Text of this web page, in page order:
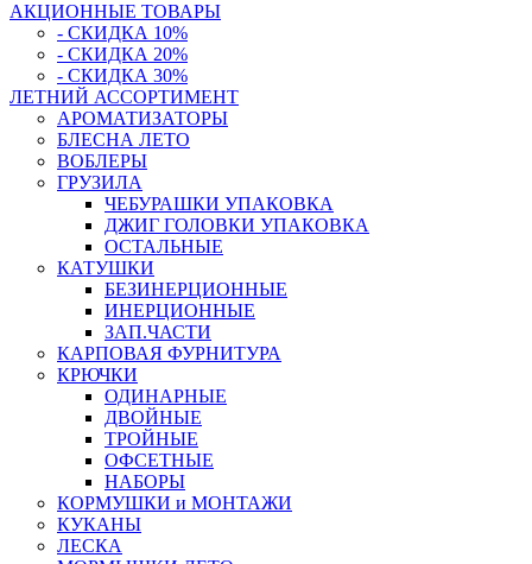
АКЦИОННЫЕ ТОВАРЫ
- СКИДКА 10%
- СКИДКА 20%
- СКИДКА 30%
ЛЕТНИЙ АССОРТИМЕНТ
АРОМАТИЗАТОРЫ
БЛЕСНА ЛЕТО
ВОБЛЕРЫ
ГРУЗИЛА
ЧЕБУРАШКИ УПАКОВКА
ДЖИГ ГОЛОВКИ УПАКОВКА
ОСТАЛЬНЫЕ
КАТУШКИ
БЕЗИНЕРЦИОННЫЕ
ИНЕРЦИОННЫЕ
ЗАП.ЧАСТИ
КАРПОВАЯ ФУРНИТУРА
КРЮЧКИ
ОДИНАРНЫЕ
ДВОЙНЫЕ
ТРОЙНЫЕ
ОФСЕТНЫЕ
НАБОРЫ
КОРМУШКИ и МОНТАЖИ
КУКАНЫ
ЛЕСКА